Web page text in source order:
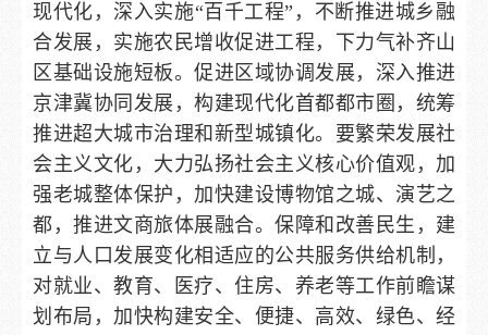
现代化，深入实施“百千工程”，不断推进城乡融
合发展，实施农民增收促进工程，下力气补齐山
区基础设施短板。促进区域协调发展，深入推进
京津冀协同发展，构建现代化首都都市圈，统筹
推进超大城市治理和新型城镇化。要繁荣发展社
会主义文化，大力弘扬社会主义核心价值观，加
强老城整体保护，加快建设博物馆之城、演艺之
都，推进文商旅体展融合。保障和改善民生，建
立与人口发展变化相适应的公共服务供给机制，
对就业、教育、医疗、住房、养老等工作前瞻谋
划布局，加快构建安全、便捷、高效、绿色、经